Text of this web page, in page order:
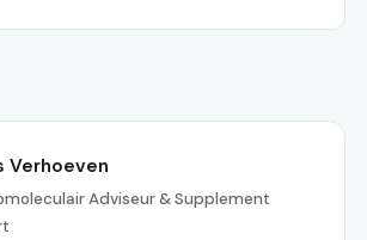
Verhoeven
Adviseur & Supplement